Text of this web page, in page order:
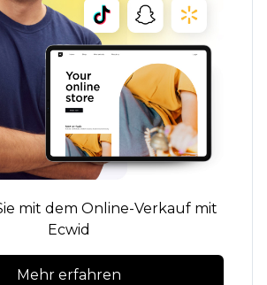
mit dem Online-Verkauf mit
Ecwid
Mehr erfahren